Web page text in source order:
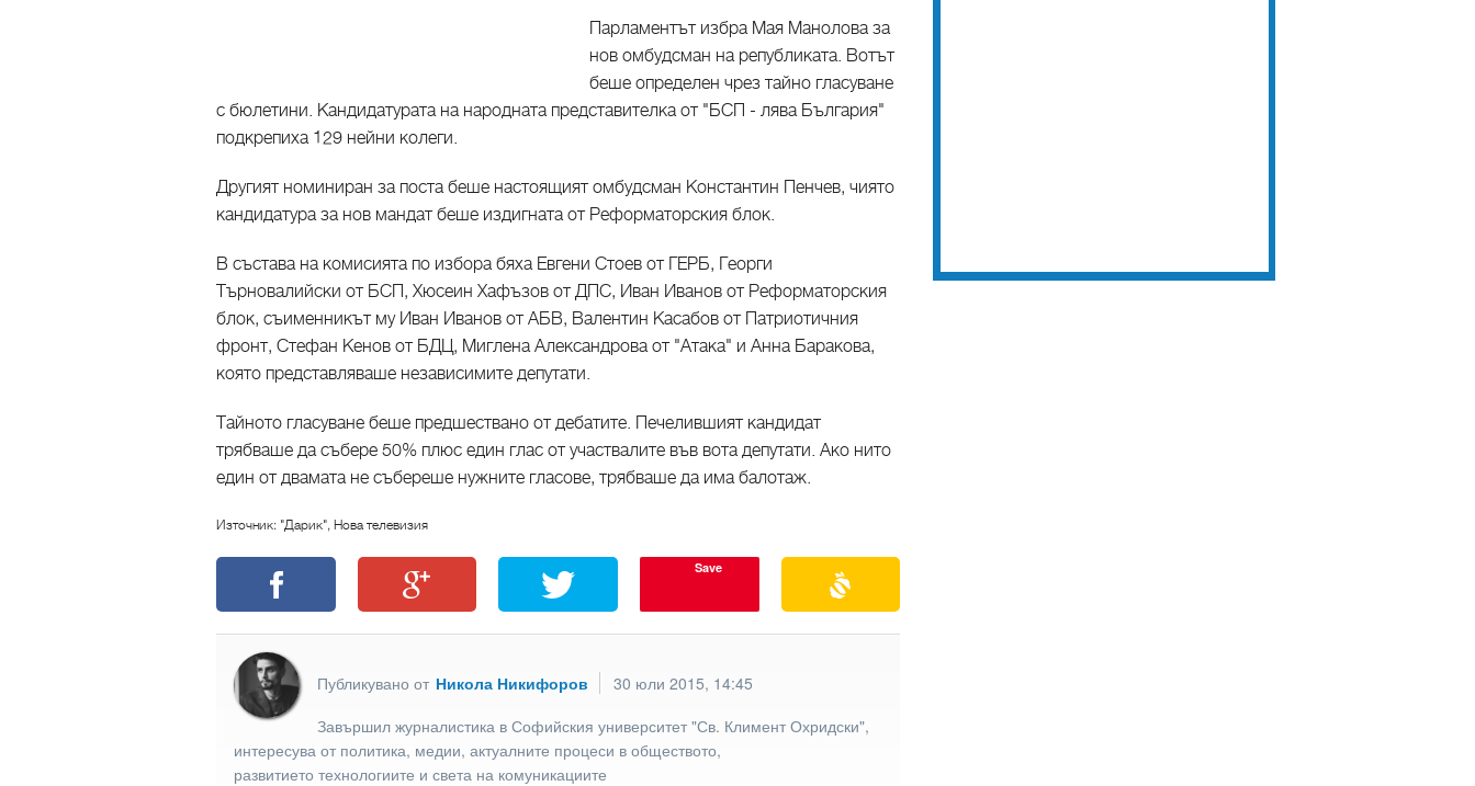
Парламентът избра Мая Манолова за
нов омбудсман на републиката. Вотът
беше определен чрез тайно гласуване
с бюлетини. Кандидатурата на народната представителка от "БСП - лява България"
подкрепиха 129 нейни колеги.
Другият номиниран за поста беше настоящият омбудсман Константин Пенчев, чиято
кандидатура за нов мандат беше издигната от Реформаторския блок.
В състава на комисията по избора бяха Евгени Стоев от ГЕРБ, Георги
Търновалийски от БСП, Хюсеин Хафъзов от ДПС, Иван Иванов от Реформаторския
блок, съименникът му Иван Иванов от АБВ, Валентин Касабов от Патриотичния
фронт, Стефан Кенов от БДЦ, Миглена Александрова от "Атака" и Анна Баракова,
която представляваше независимите депутати.
Тайното гласуване беше предшествано от дебатите. Печелившият кандидат
трябваше да събере 50% плюс един глас от участвалите във вота депутати. Ако нито
един от двамата не събереше нужните гласове, трябваше да има балотаж.
Източник: "Дарик", Нова телевизия
Save
Публикувано от Никола Никифоров
30 юли 2015, 14:45
Завършил журналистика в Софийския университет "Св. Климент Охридски",
интересува от политика, медии, актуалните процеси в обществото,
развитието технологиите и света на комуникациите